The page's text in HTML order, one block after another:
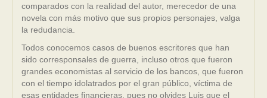
comparados con la realidad del autor, merecedor de una
novela con más motivo que sus propios personajes, valga
la redudancia.
Todos conocemos casos de buenos escritores que han
sido corresponsales de guerra, incluso otros que fueron
grandes economistas al servicio de los bancos, que fueron
con el tiempo idolatrados por el gran público, víctima de
esas entidades financieras, pues no olvides Luis que el